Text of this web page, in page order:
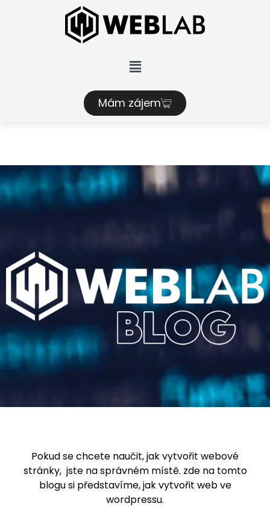
Mám zájem
Pokud se chcete naučit, jak vytvořit webové
stránky, jste na správném místě. zde na tomto
blogu si představíme, jak vytvořit web ve
wordpressu.